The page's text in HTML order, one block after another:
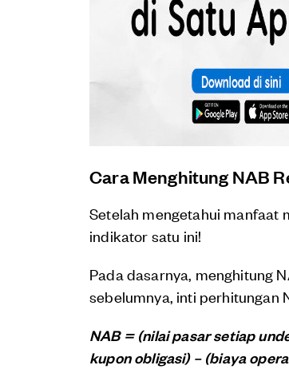
Cara Menghitung NAB
Setelah mengetahui manfaat
indikator satu ini!
Pada dasarnya, menghitung
sebelumnya, inti perhitungan
NAB = (nilai pasar setiap
kupon obligasi) – (biaya